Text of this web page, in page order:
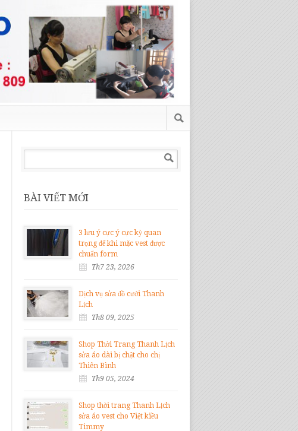
BÀI VIẾT MỚI
3 lưu ý cực ý cực kỳ quan
trọng để khi mặc vest được
chuẩn form
Th7 23, 2026
Dịch vụ sửa đồ cưới Thanh
Lịch
Th8 09, 2025
Shop Thời Trang Thanh Lịch
sửa áo dài bị chật cho chị
Thiên Bình
Th9 05, 2024
Shop thời trang Thanh Lịch
sửa áo vest cho Việt kiều
Timmy